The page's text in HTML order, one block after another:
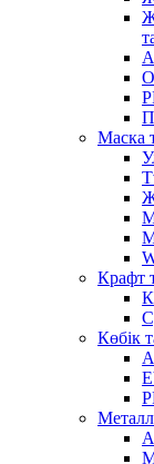
Маска
Крафт
Көбік